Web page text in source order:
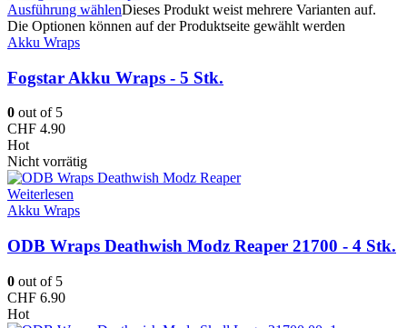
Ausführung wählenDieses Produkt weist mehrere Varianten auf.
Die Optionen können auf der Produktseite gewählt werden
Akku Wraps
Fogstar Akku Wraps - 5 Stk.
0 out of 5
CHF 4.90
Hot
Nicht vorrätig
Weiterlesen
Akku Wraps
ODB Wraps Deathwish Modz Reaper 21700 - 4 Stk.
0 out of 5
CHF 6.90
Hot